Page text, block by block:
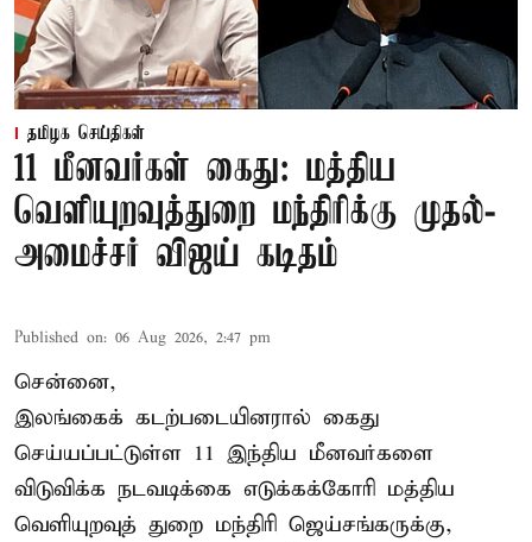
தமிழக செய்திகள்
11 மீனவர்கள் கைது: மத்திய
வெளியுறவுத்துறை மந்திரிக்கு முதல்-
அமைச்சர் விஜய் கடிதம்
Published on: 06 Aug 2026, 2:47 pm
சென்னை,
இலங்கைக் கடற்படையினரால் கைது
செய்யப்பட்டுள்ள 11 இந்திய மீனவர்களை
விடுவிக்க நடவடிக்கை எடுக்கக்கோரி மத்திய
வெளியுறவுத் துறை மந்திரி ஜெய்சங்கருக்கு,